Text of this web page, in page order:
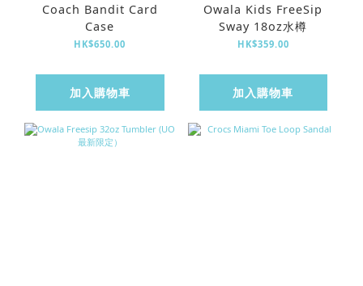
Coach Bandit Card
Case
HK$650.00
加入購物車
Owala Kids FreeSip
Sway 18oz水樽
HK$359.00
加入購物車